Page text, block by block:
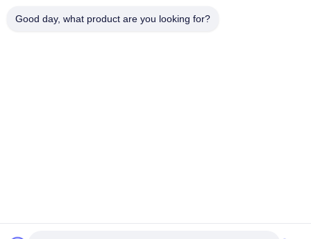
Adres
Sprzedawca. -2026 Shenzhen Honor Way Electronic. Co., Ltd.
Good day, what product are you looking for?